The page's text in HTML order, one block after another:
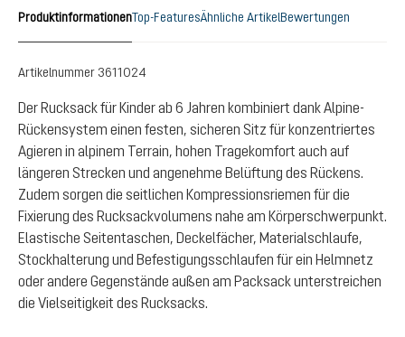
ProduktinformationenTop-FeaturesÄhnliche ArtikelBewertungen
Artikelnummer 3611024
Der Rucksack für Kinder ab 6 Jahren kombiniert dank Alpine-
Rückensystem einen festen, sicheren Sitz für konzentriertes
Agieren in alpinem Terrain, hohen Tragekomfort auch auf
längeren Strecken und angenehme Belüftung des Rückens.
Zudem sorgen die seitlichen Kompressionsriemen für die
Fixierung des Rucksackvolumens nahe am Körperschwerpunkt.
Elastische Seitentaschen, Deckelfächer, Materialschlaufe,
Stockhalterung und Befestigungsschlaufen für ein Helmnetz
oder andere Gegenstände außen am Packsack unterstreichen
die Vielseitigkeit des Rucksacks.